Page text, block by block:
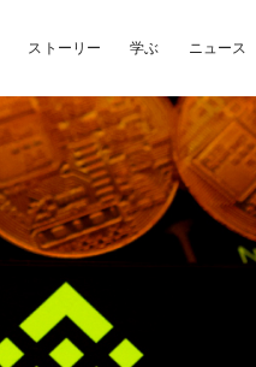
ストーリー 学ぶ ニュース